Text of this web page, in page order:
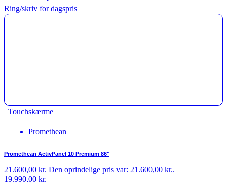
Ring/skriv for dagspris
Touchskærme
Promethean
Promethean ActivPanel 10 Premium 86″
21.600,00kr. Den oprindelige pris var: 21.600,00 kr..
19.990,00 kr.